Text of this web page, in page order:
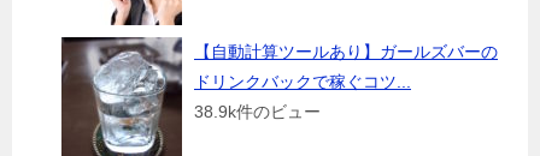
【自動計算ツールあり】ガールズバーの
ドリンクバックで稼ぐコツ...
38.9k件のビュー